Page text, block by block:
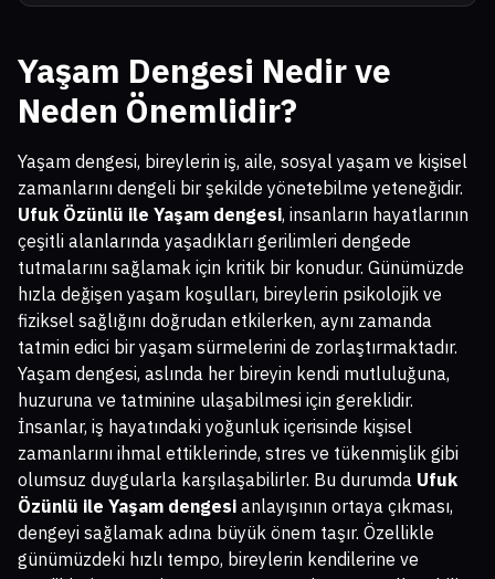
Yaşam Dengesi Nedir ve
Neden Önemlidir?
Yaşam dengesi, bireylerin iş, aile, sosyal yaşam ve kişisel
zamanlarını dengeli bir şekilde yönetebilme yeteneğidir.
Ufuk Özünlü ile Yaşam dengesi, insanların hayatlarının
çeşitli alanlarında yaşadıkları gerilimleri dengede
tutmalarını sağlamak için kritik bir konudur. Günümüzde
hızla değişen yaşam koşulları, bireylerin psikolojik ve
fiziksel sağlığını doğrudan etkilerken, aynı zamanda
tatmin edici bir yaşam sürmelerini de zorlaştırmaktadır.
Yaşam dengesi, aslında her bireyin kendi mutluluğuna,
huzuruna ve tatminine ulaşabilmesi için gereklidir.
İnsanlar, iş hayatındaki yoğunluk içerisinde kişisel
zamanlarını ihmal ettiklerinde, stres ve tükenmişlik gibi
olumsuz duygularla karşılaşabilirler. Bu durumda Ufuk
Özünlü ile Yaşam dengesi anlayışının ortaya çıkması,
dengeyi sağlamak adına büyük önem taşır. Özellikle
günümüzdeki hızlı tempo, bireylerin kendilerine ve